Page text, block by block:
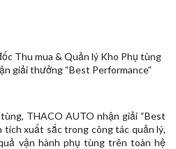
Thu mua & Quản lý Kho Phụ tùng
giải thưởng “Best Performance”
THACO AUTO nhận giải “Best
tích xuất sắc trong công tác quản lý,
vận hành phụ tùng trên toàn hệ